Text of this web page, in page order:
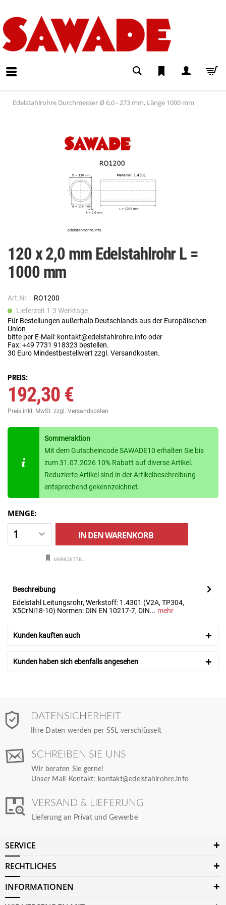
Edelstahlrohre Durchmesser Ø 6,0 - 273 mm, Länge 1000 mm
120 x 2,0 mm Edelstahlrohr L =
1000 mm
Art.Nr.: RO1200
Lieferzeit 1-3 Werktage
Für Bestellungen außerhalb Deutschlands aus der Europäischen
Union
bitte per E-Mail: kontakt@edelstahlrohre.info oder
Fax: +49 7731 918323 bestellen.
30 Euro Mindestbestellwert zzgl. Versandkosten.
PREIS:
192,30 €
Preis inkl. MwSt. zzgl. Versandkosten
Sommeraktion
Mit dem Gutscheincode SAWADE10 erhalten Sie bis
zum 31.07.2026 10% Rabatt auf diverse Artikel.
Reduzierte Artikel sind in der Artikelbeschreibung
entsprechend gekennzeichnet.
MENGE:
IN DENWARENKORB
MERKZETTEL
Beschreibung
Edelstahl Leitungsrohr, Werkstoff: 1.4301 (V2A, TP304,
X5CrNi18-10) Normen: DIN EN 10217-7, DIN... mehr
Kunden kauften auch
Kunden haben sich ebenfalls angesehen
DATENSICHERHEIT
Ihre Daten werden per SSL verschlüsselt
SCHREIBEN SIE UNS
Wir beraten Sie gerne!
Unser Mail-Kontakt: kontakt@edelstahlrohre.info
VERSAND & LIEFERUNG
Lieferung an Privat und Gewerbe
SERVICE
RECHTLICHES
INFORMATIONEN